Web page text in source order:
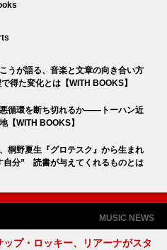
うが語る、音楽と文章の向き合い方
得た変化とは【WITH BOOKS】
循環を断ち切れるか――トーハン近
【WITH BOOKS】
桐野夏生『グロテスク』から生まれ
自分” 読書が与えてくれるものとは
MUSIC NEWS
ップ・ロッキー、リアーナがスタ